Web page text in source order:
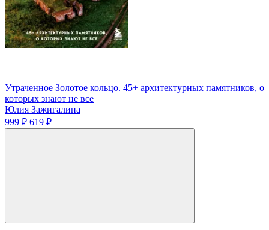
Утраченное Золотое кольцо. 45+ архитектурных памятников, о
которых знают не все
Юлия Зажигалина
999 ₽ 619 ₽